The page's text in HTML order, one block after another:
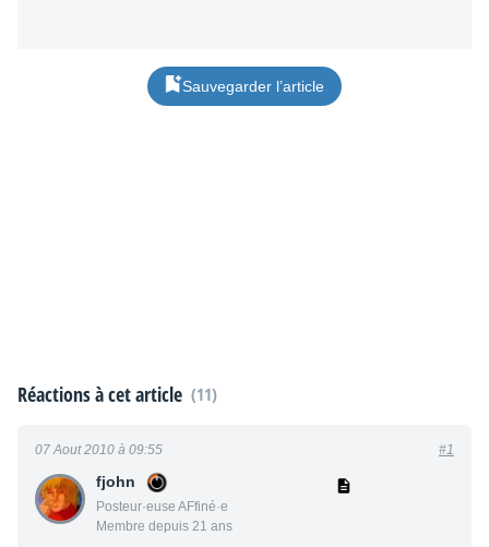
Sauvegarder l’article
Réactions à cet article (11)
fjohn
Posteur·euse AFfiné·e
Membre depuis 21 ans
07 Aout 2010 à 09:55 #1